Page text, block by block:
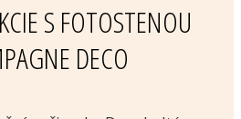
S FOTOSTENOU
DECO